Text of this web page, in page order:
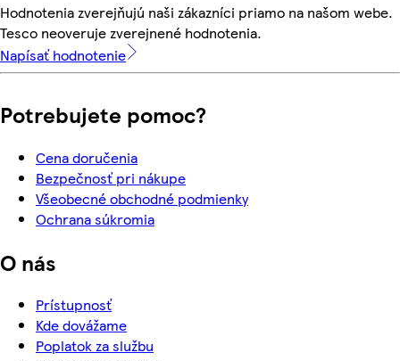
Hodnotenia zverejňujú naši zákazníci priamo na našom webe.
Tesco neoveruje zverejnené hodnotenia.
Napísať hodnotenie
Potrebujete pomoc?
Cena doručenia
Bezpečnosť pri nákupe
Všeobecné obchodné podmienky
Ochrana súkromia
O nás
Prístupnosť
Kde dovážame
Poplatok za službu